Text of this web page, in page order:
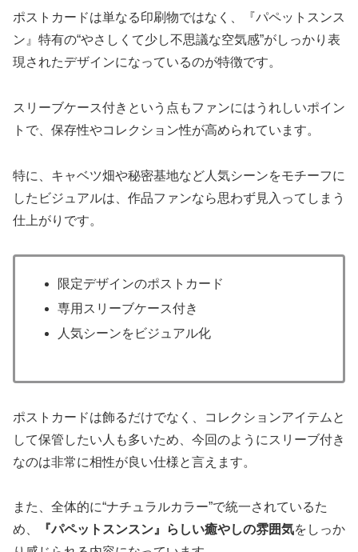
ポストカードは単なる印刷物ではなく、『パペットスンス
ン』特有の“やさしくて少し不思議な空気感”がしっかり表
現されたデザインになっているのが特徴です。
スリーブケース付きという点もファンにはうれしいポイン
トで、保存性やコレクション性が高められています。
特に、キャベツ畑や秘密基地など人気シーンをモチーフに
したビジュアルは、作品ファンなら思わず見入ってしまう
仕上がりです。
限定デザインのポストカード
専用スリーブケース付き
人気シーンをビジュアル化
ポストカードは飾るだけでなく、コレクションアイテムと
して保管したい人も多いため、今回のようにスリーブ付き
なのは非常に相性が良い仕様と言えます。
また、全体的に“ナチュラルカラー”で統一されているた
め、
『パペットスンスン』らしい癒やしの雰囲気をしっか